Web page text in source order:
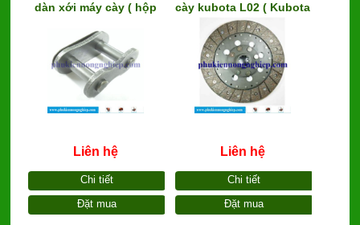
dàn xới máy cày ( hộp
Liên hệ
Chi tiết
Đặt mua
cày kubota L02 ( Kubota
L02, Iseki, Yanmar, Hino,
Mitsubishi)
Liên hệ
Chi tiết
Đặt mua